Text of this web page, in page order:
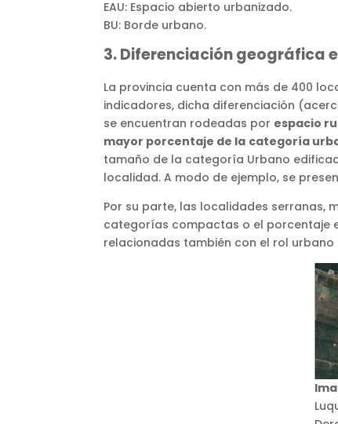
EAU: Espacio abierto urbanizado.
BU: Borde urbano.
3. Diferenciación geográfica
La provincia cuenta con más de 400
indicadores, dicha diferenciación
se encuentran rodeadas por espacio
mayor porcentaje de la categoría
tamaño de la categoría Urbano
localidad. A modo de ejemplo, se
Por su parte, las localidades serranas,
categorías compactas o el porcentaje
relacionadas también con el rol urbano